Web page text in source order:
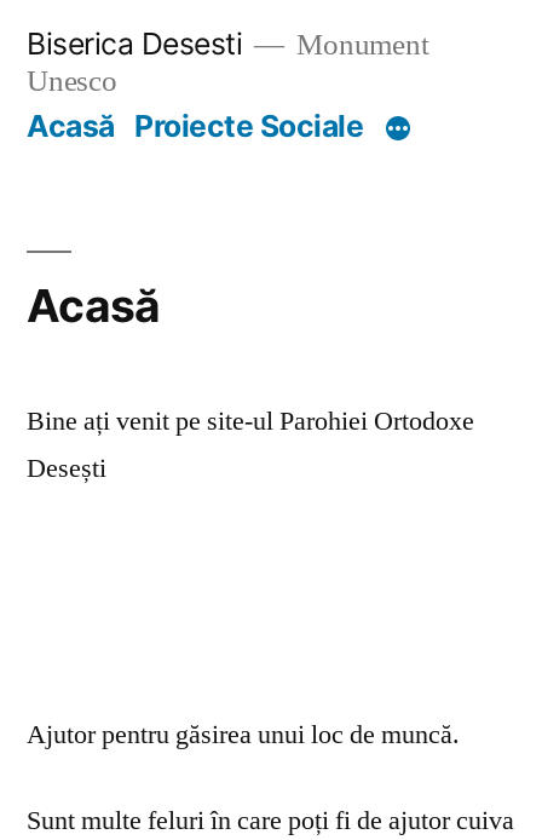
content
Biserica Desesti
Monument
Unesco
Acasă Proiecte Sociale
Acasă
Bine ați venit pe site-ul Parohiei Ortodoxe
Desești
Ajutor pentru găsirea unui loc de muncă.
Sunt multe feluri în care poți fi de ajutor cuiva